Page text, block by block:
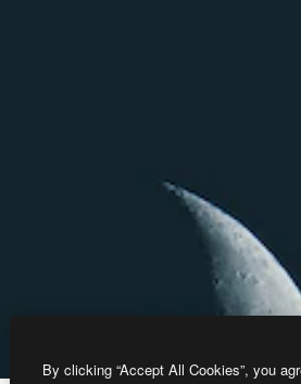
By clicking “Accept All Cookies”, you